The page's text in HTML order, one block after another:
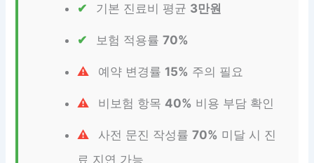
기본 진료비 평균 3만원
보험 적용률70%
예약 변경률 15% 주의 필요
비보험 항목 40% 비용 부담 확인
사전 문진 작성률70% 미달 시 진
료 지연 가능